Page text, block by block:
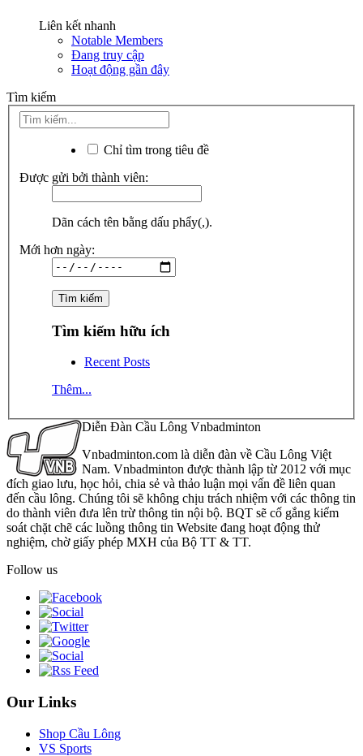
Liên kết nhanh
Notable Members
Đang truy cập
Hoạt động gần đây
Tìm kiếm
Chỉ tìm trong tiêu đề
Được gửi bởi thành viên:
Dãn cách tên bằng dấu phẩy(,).
Mới hơn ngày:
Tìm kiếm hữu ích
Recent Posts
Thêm...
Diễn Đàn Cầu Lông Vnbadminton
Vnbadminton.com là diễn đàn về Cầu Lông Việt
Nam. Vnbadminton được thành lập từ 2012 với mục
đích giao lưu, học hỏi, chia sẻ và thảo luận mọi vấn đề liên quan
đến cầu lông. Chúng tôi sẽ không chịu trách nhiệm với các thông tin
do thành viên đưa lên trừ thông tin nội bộ. BQT sẽ cố gắng kiểm
soát chặt chẽ các luồng thông tin Website đang hoạt động thử
nghiệm, chờ giấy phép MXH của Bộ TT & TT.
Follow us
Our Links
Shop Cầu Lông
VS Sports